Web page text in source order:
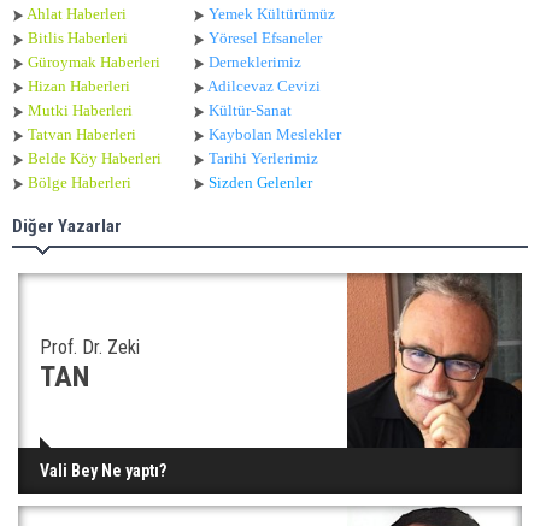
Ahlat Haberleri
Bitlis Haberleri
Güroymak Haberleri
Hizan Haberleri
Mutki Haberleri
Tatvan Haberleri
Belde Köy Haberleri
Bölge Haberleri
Yemek Kültürümüz
Yöresel Efsaneler
Derneklerimiz
Adilcevaz Cevizi
Kültür-Sanat
Kaybolan Meslekler
Tarihi Yerlerimiz
Sizden Gelenler
Diğer Yazarlar
Prof. Dr. Zeki
TAN
Vali Bey Ne yaptı?